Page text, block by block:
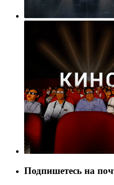
Подпишетесь на